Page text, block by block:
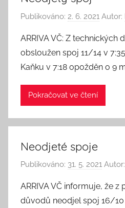
Publikováno: 2. 6. 2021 Autor:
ARRIVA VČ: Z technických
obsloužen spoj 11/14 v
Kaňku v 7:18 opožděn o 9
Pokračovat ve čtení
Neodjeté spoje
Publikováno: 31. 5. 2021 Autor:
ARRIVA VČ informuje, že
důvodů neodjel spoj 16/10